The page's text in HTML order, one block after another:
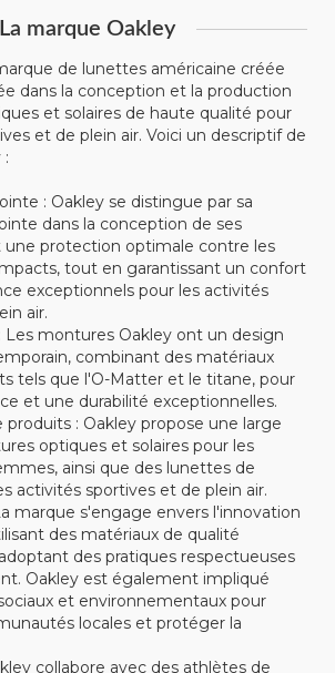
La marque Oakley
de lunettes américaine créée
dans la conception et la production
et solaires de haute qualité pour
et de plein air. Voici un descriptif de
:
: Oakley se distingue par sa
dans la conception de ses
une protection optimale contre les
tout en garantissant un confort
exceptionnels pour les activités
air.
Les montures Oakley ont un design
combinant des matériaux
tels que l'O-Matter et le titane, pour
et une durabilité exceptionnelles.
: Oakley propose une large
optiques et solaires pour les
ainsi que des lunettes de
activités sportives et de plein air.
marque s'engage envers l'innovation
des matériaux de qualité
des pratiques respectueuses
Oakley est également impliqué
et environnementaux pour
locales et protéger la
collabore avec des athlètes de